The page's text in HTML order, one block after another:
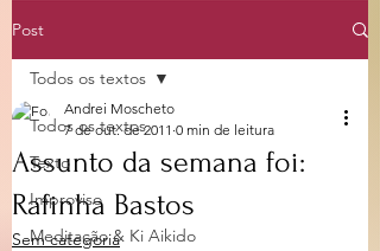
Post
Todos os textos
Texto
Improviso
Meditação & Ki Aikido
Todos os textos
Assunto da semana foi:
Rafinha Bastos
Andrei Moscheto
7 de out. de 2011 0 min de leitura
Sem categoria